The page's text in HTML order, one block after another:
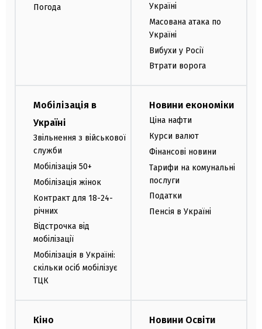
Погода
Україні
Масована атака по
Україні
Вибухи у Росії
Втрати ворога
Мобілізація в
Україні
Звільнення з військової
служби
Мобілізація 50+
Мобілізація жінок
Контракт для 18-24-
річних
Відстрочка від
мобілізації
Мобілізація в Україні:
скільки осіб мобілізує
ТЦК
Новини економіки
Ціна нафти
Курси валют
Фінансові новини
Тарифи на комунальні
послуги
Податки
Пенсія в Україні
Кіно Новини Освіти